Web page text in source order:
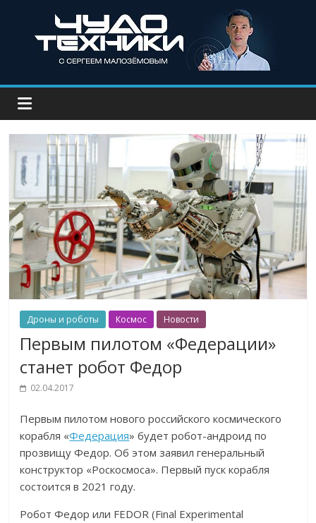
Дроны и роботы Космос Новости
Первым пилотом «Федерации»
станет робот Федор
02.04.2017
Первым пилотом нового российского космического
корабля «Федерация» будет робот-андроид по
прозвищу Федор. Об этом заявил генеральный
конструктор «Роскосмоса». Первый пуск корабля
состоится в 2021 году.
Робот Федор или FEDOR (Final Experimental